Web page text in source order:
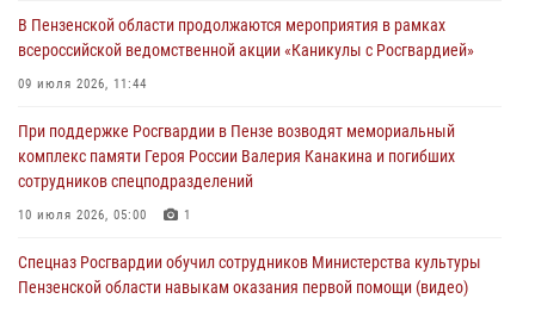
В Управлении Росгвардии по Пензенской области подвели итоги
04 августа 2026, 06:08
Росгвардия обеспечила безопасность праздничных мероприятий в
День ВДВ в Пензе
В Пензенской области продолжаются мероприятия в рамках
всероссийской ведомственной акции «Каникулы с Росгвардией»
09 июля 2026, 11:44
При поддержке Росгвардии в Пензе возводят мемориальный
комплекс памяти Героя России Валерия Канакина и погибших
сотрудников спецподразделений
10 июля 2026, 05:00 1
Спецназ Росгвардии обучил сотрудников Министерства культуры
Пензенской области навыкам оказания первой помощи (видео)